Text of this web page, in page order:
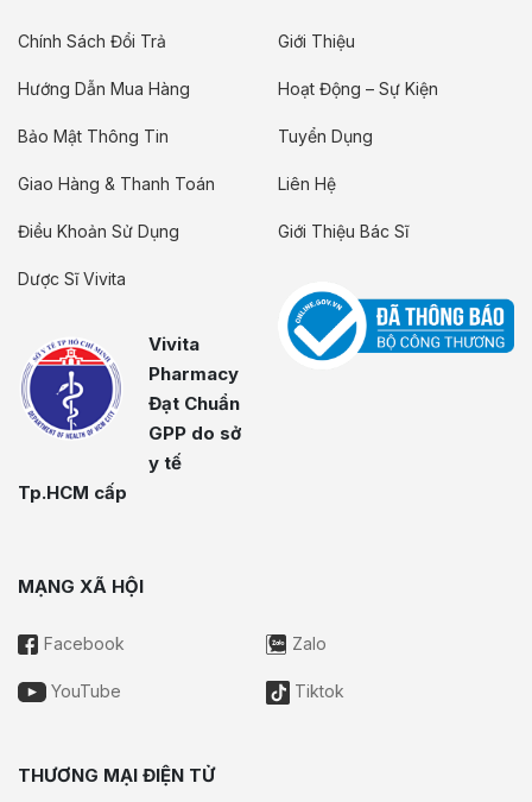
Chính Sách Đổi Trả
Hướng Dẫn Mua Hàng
Bảo Mật Thông Tin
Giao Hàng & Thanh Toán
Điều Khoản Sử Dụng
Dược Sĩ Vivita
Vivita
Pharmacy
Đạt Chuẩn
GPP do sở
y tế
Tp.HCM cấp
Giới Thiệu
Hoạt Động – Sự Kiện
Tuyển Dụng
Liên Hệ
Giới Thiệu Bác Sĩ
MẠNG XÃ HỘI
Facebook Zalo
YouTube Tiktok
THƯƠNG MẠI ĐIỆN TỬ